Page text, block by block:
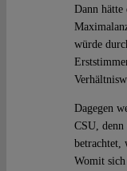
Dann hätte
würde
Dagegen
CSU, denn
betrachtet,
Womit sich